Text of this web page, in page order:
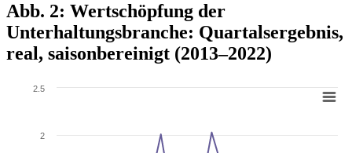
Abb. 2: Wertschöpfung der
Unterhaltungsbranche: Quartalsergebnis,
real, saisonbereinigt (2013–2022)
2
2.5